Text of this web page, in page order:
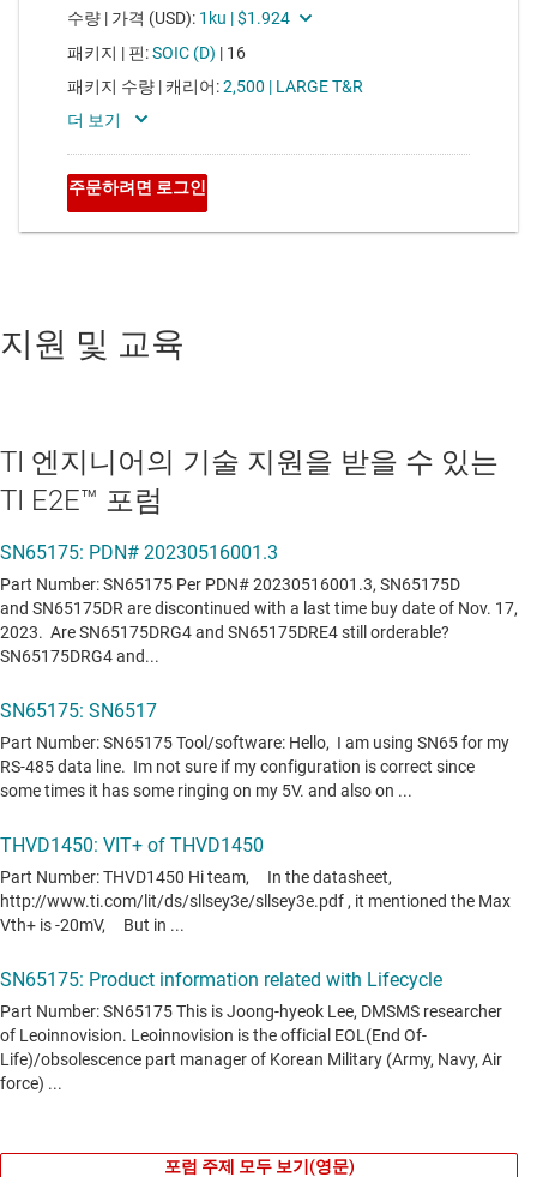
지원 및 교육
TI 엔지니어의 기술 지원을 받을 수 있는
TI E2E™ 포럼
포럼 주제 모두 보기(영문)